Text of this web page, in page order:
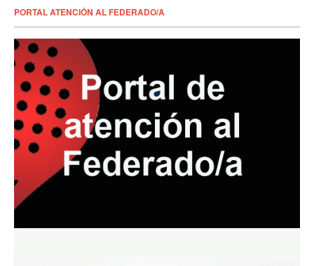
PORTAL ATENCIÓN AL FEDERADO/A